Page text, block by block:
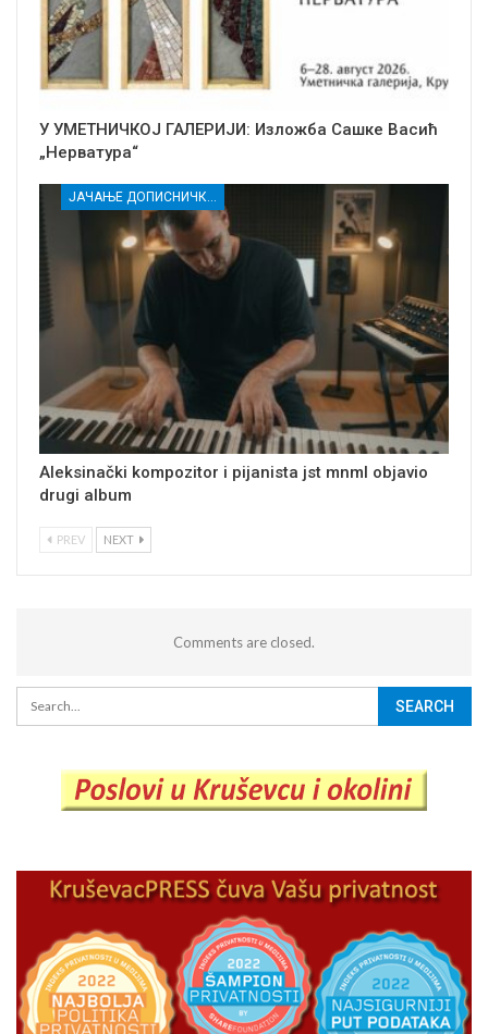
У УМЕТНИЧКОЈ ГАЛЕРИЈИ: Изложба Сашке Васић
„Нерватура“
ЈАЧАЊЕ ДОПИСНИЧКЕ МРЕЖЕ НЕЗАВИСНИХ МЕДИЈА У РАСИНСКОМ ОКРУГУ
Aleksinački kompozitor i pijanista jst mnml objavio
drugi album
PREV NEXT
Comments are closed.